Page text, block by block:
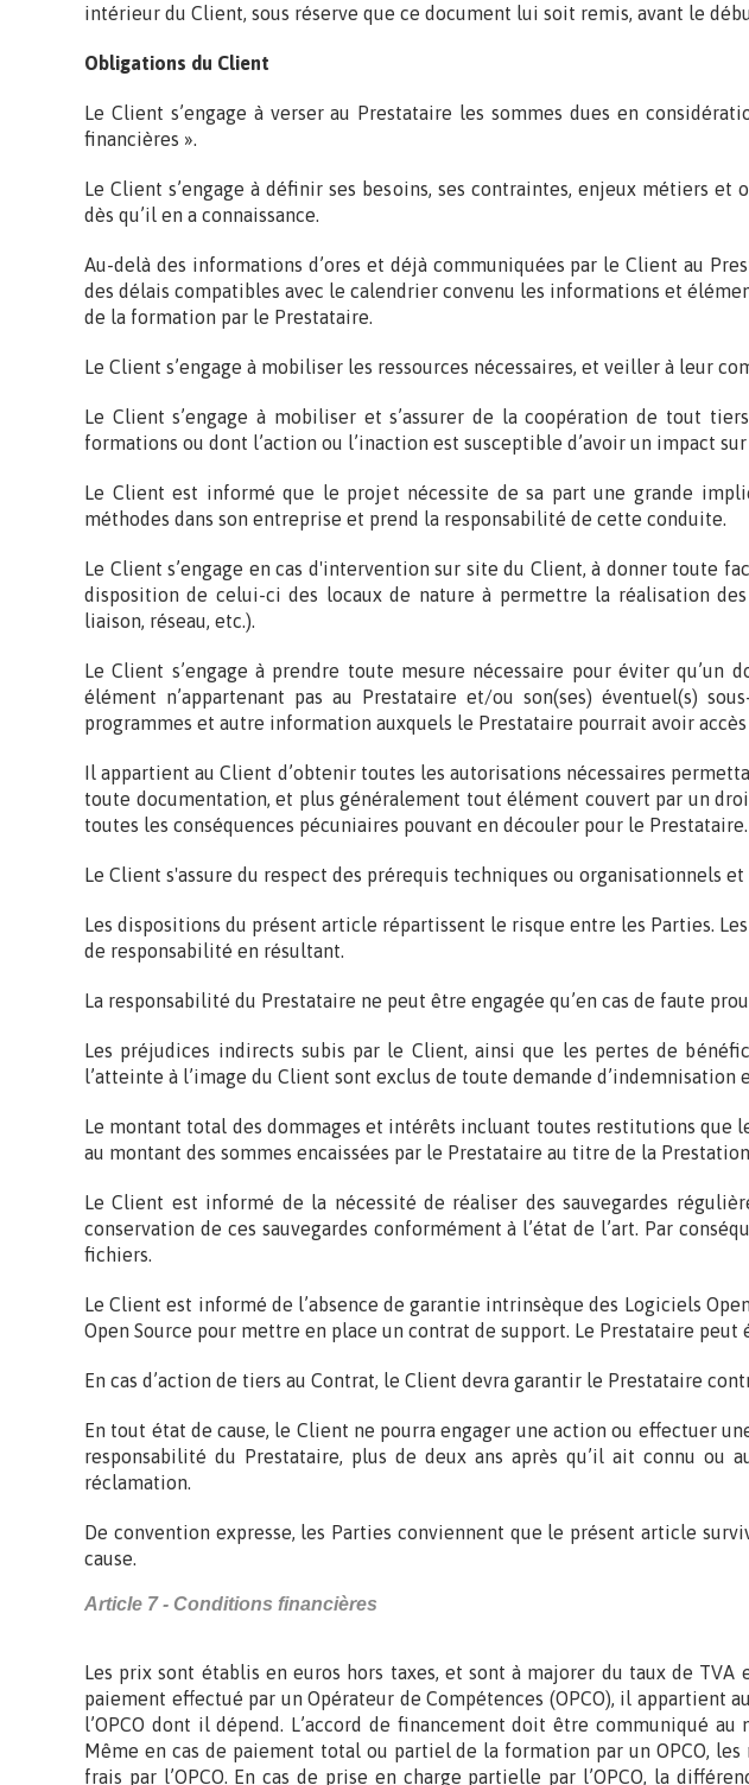
intérieur du Client, sous réserve que ce document lui soit remis, avant le
Obligations du Client
Le Client s’engage à verser au Prestataire les sommes dues en
financières ».
Le Client s’engage à définir ses besoins, ses contraintes, enjeux métiers
dès qu’il en a connaissance.
Au-delà des informations d’ores et déjà communiquées par le Client au
des délais compatibles avec le calendrier convenu les informations et
de la formation par le Prestataire.
Le Client s’engage à mobiliser les ressources nécessaires, et veiller à leur
Le Client s’engage à mobiliser et s’assurer de la coopération de tout
formations ou dont l’action ou l’inaction est susceptible d’avoir un impact
Le Client est informé que le projet nécessite de sa part une grande
méthodes dans son entreprise et prend la responsabilité de cette conduite.
Le Client s’engage en cas d'intervention sur site du Client, à donner toute
disposition de celui-ci des locaux de nature à permettre la réalisation
liaison, réseau, etc.).
Le Client s’engage à prendre toute mesure nécessaire pour éviter
élément n’appartenant pas au Prestataire et/ou son(ses) éventuel(s)
programmes et autre information auxquels le Prestataire pourrait avoir accès
Il appartient au Client d’obtenir toutes les autorisations nécessaires
toute documentation, et plus généralement tout élément couvert par un
toutes les conséquences pécuniaires pouvant en découler pour le Prestataire.
Le Client s'assure du respect des prérequis techniques ou organisationnels
Les dispositions du présent article répartissent le risque entre les Parties.
de responsabilité en résultant.
La responsabilité du Prestataire ne peut être engagée qu’en cas de faute
Les préjudices indirects subis par le Client, ainsi que les pertes de
l’atteinte à l’image du Client sont exclus de toute demande
Le montant total des dommages et intérêts incluant toutes restitutions que
au montant des sommes encaissées par le Prestataire au titre de la
Le Client est informé de la nécessité de réaliser des sauvegardes
conservation de ces sauvegardes conformément à l’état de l’art. Par
fichiers.
Le Client est informé de l’absence de garantie intrinsèque des Logiciels
Open Source pour mettre en place un contrat de support. Le Prestataire
En cas d’action de tiers au Contrat, le Client devra garantir le Prestataire
En tout état de cause, le Client ne pourra engager une action ou effectuer
responsabilité du Prestataire, plus de deux ans après qu’il ait connu
réclamation.
De convention expresse, les Parties conviennent que le présent article
cause.
Article 7 - Conditions financières
Les prix sont établis en euros hors taxes, et sont à majorer du taux de
paiement effectué par un Opérateur de Compétences (OPCO), il
l’OPCO dont il dépend. L’accord de financement doit être communiqué
Même en cas de paiement total ou partiel de la formation par un OPCO,
frais par l’OPCO. En cas de prise en charge partielle par l’OPCO, la